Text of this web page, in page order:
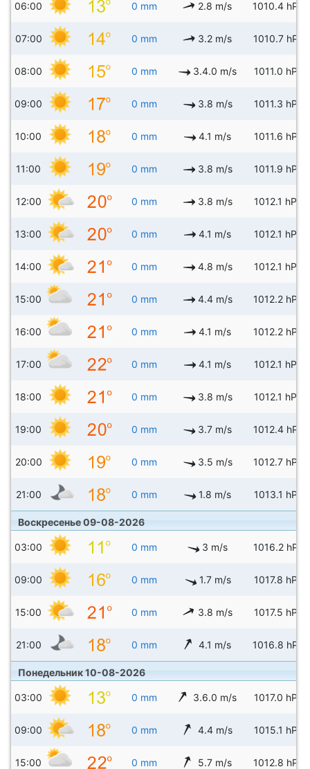
06:00 0 mm 2.8 m/s 1010.4 hPa
07:00 0 mm 3.2 m/s 1010.7 hPa
08:00 0 mm 3.4.0 m/s 1011.0 hPa
09:00 0 mm 3.8 m/s 1011.3 hPa
10:00 0 mm 4.1 m/s 1011.6 hPa
11:00 0 mm 3.8 m/s 1011.9 hPa
12:00 0 mm 3.8 m/s 1012.1 hPa
13:00 0 mm 4.1 m/s 1012.1 hPa
14:00 0 mm 4.8 m/s 1012.1 hPa
15:00 0 mm 4.4 m/s 1012.2 hPa
16:00 0 mm 4.1 m/s 1012.2 hPa
17:00 0 mm 4.1 m/s 1012.1 hPa
18:00 0 mm 3.8 m/s 1012.1 hPa
19:00 0 mm 3.7 m/s 1012.4 hPa
20:00 0 mm 3.5 m/s 1012.7 hPa
21:00 0 mm 1.8 m/s 1013.1 hPa
Воскресенье 09-08-2026
03:00 0 mm 3 m/s 1016.2 hPa
09:00 0 mm 1.7 m/s 1017.8 hPa
15:00 0 mm 3.8 m/s 1017.5 hPa
21:00 0 mm 4.1 m/s 1016.8 hPa
Понедельник 10-08-2026
03:00 0 mm 3.6.0 m/s 1017.0 hPa
09:00 0 mm 4.4 m/s 1015.1 hPa
15:00 0 mm 5.7 m/s 1012.8 hPa